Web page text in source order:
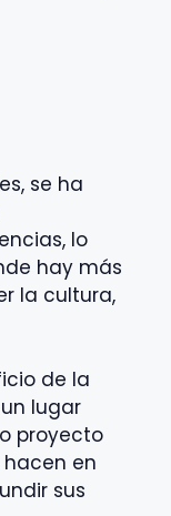
se ha
lo
hay más
la cultura,
de la
lugar
proyecto
en
sus